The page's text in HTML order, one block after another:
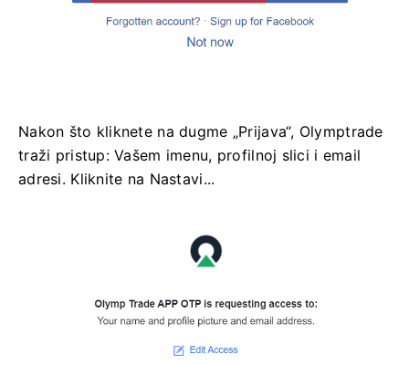
Nakon što kliknete na dugme „Prijava“, Olymptrade
traži pristup: Vašem imenu, profilnoj slici i email
adresi. Kliknite na Nastavi...